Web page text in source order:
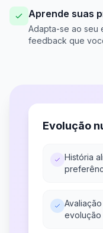
Aprende suas
Adapta-se ao seu
feedback que
Evolução
História
evolução